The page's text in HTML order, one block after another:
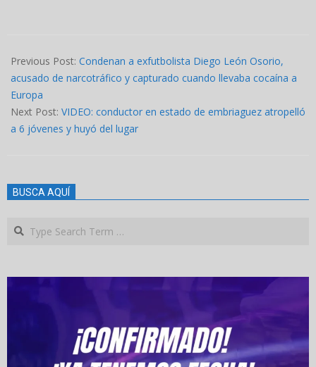
12-
14
Previous Post: Condenan a exfutbolista Diego León Osorio,
acusado de narcotráfico y capturado cuando llevaba cocaína a
Europa
Next Post: VIDEO: conductor en estado de embriaguez atropelló
a 6 jóvenes y huyó del lugar
BUSCA AQUÍ
Search